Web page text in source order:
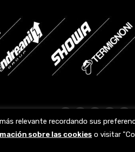
Facebook
page
X
page
YouTube
page
Linkedin
page
relevante recordando sus
sobre las cookies o visitar